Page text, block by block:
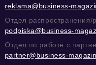
reklama@business-
Отдел распространения/
podpiska@business-
Отдел по работе с
partner@business-